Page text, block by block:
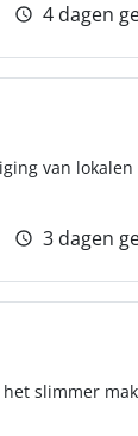
4 dagen
van
3 dagen
slimmer